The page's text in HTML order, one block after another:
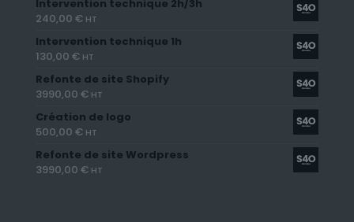
Intervention technique 2h/3h
240,00 € HT
Intervention technique 1h
130,00 € HT
Refonte de site Shopify
3990,00 € HT
Création de logo
500,00 € HT
Refonte de site Wordpress
3990,00 € HT